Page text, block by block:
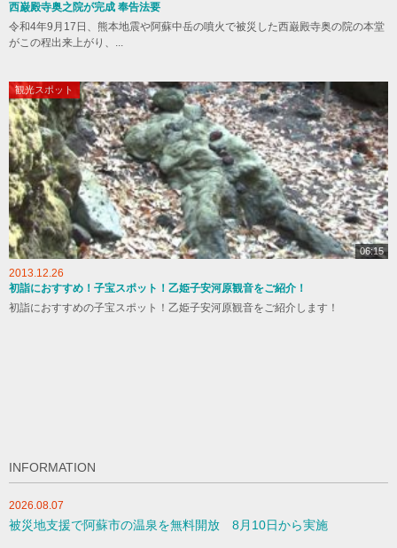
西巌殿寺奥之院が完成 奉告法要
令和4年9月17日、熊本地震や阿蘇中岳の噴火で被災した西巌殿寺奥の院の本堂
がこの程出来上がり、...
観光スポット
06:15
2013.12.26
初詣におすすめ！子宝スポット！乙姫子安河原観音をご紹介！
初詣におすすめの子宝スポット！乙姫子安河原観音をご紹介します！
INFORMATION
2026.08.07
被災地支援で阿蘇市の温泉を無料開放 8月10日から実施